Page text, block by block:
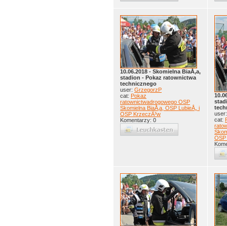
10.06.2018 - Skomielna BiaÅ‚a,
stadion - Pokaz ratownictwa
technicznego
user: GrzegorzP
cat: Pokaz
ratownictwadrogowego OSP
Skomielna BiaÅ‚a, OSP LubieÅ„ i
OSP KrzeczÃ³w
Komentarzy: 0
cat:
OSP